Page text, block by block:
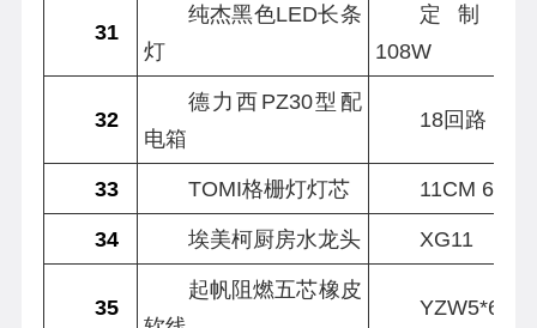
31
纯杰黑色LED长条
灯
定制
108W
32
德力西PZ30型配
电箱
18回路
33 TOMI格栅灯灯芯
11CM
34
埃美柯厨房水龙头 XG11
35
起帆阻燃五芯橡皮
YZW5*6平